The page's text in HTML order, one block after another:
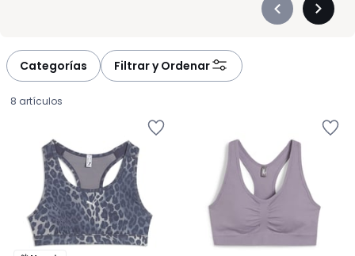
Précédent
Categorías Filtrar y Ordenar
8 artículos